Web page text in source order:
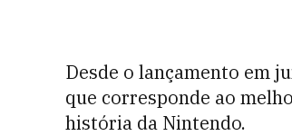
Desde o lançamento em
que corresponde ao
história da Nintendo.